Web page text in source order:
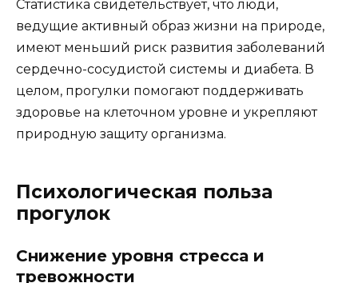
Статистика свидетельствует, что люди,
ведущие активный образ жизни на природе,
имеют меньший риск развития заболеваний
сердечно-сосудистой системы и диабета. В
целом, прогулки помогают поддерживать
здоровье на клеточном уровне и укрепляют
природную защиту организма.
Психологическая польза
прогулок
Снижение уровня стресса и
тревожности